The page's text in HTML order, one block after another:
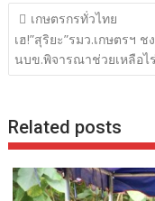
แนะแนว
เรื่อง
เกษตรกรทั่วไทย
เฮ!”สุริยะ”รมว.เกษตรฯ ชง
นบข.พิจารณาช่วยเหลือไ
Related posts